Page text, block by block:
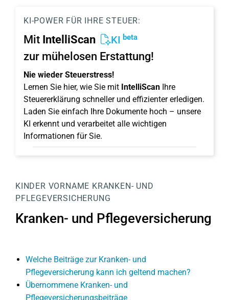
KI-POWER FÜR IHRE STEUER:
Mit IntelliScan KI beta
zur mühelosen Erstattung!
Nie wieder Steuerstress!
Lernen Sie hier, wie Sie mit IntelliScan Ihre
Steuererklärung schneller und effizienter erledigen.
Laden Sie einfach Ihre Dokumente hoch – unsere
KI erkennt und verarbeitet alle wichtigen
Informationen für Sie.
KINDER VORNAME KRANKEN- UND
PFLEGEVERSICHERUNG
Kranken- und Pflegeversicherung
Welche Beiträge zur Kranken- und
Pflegeversicherung kann ich geltend machen?
Übernommene Kranken- und
Pflegeversicherungsbeiträge